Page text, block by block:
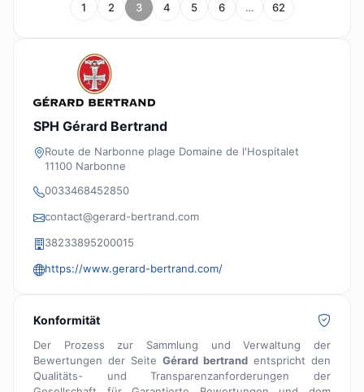
1 2 3 4 5 6 … 62
SPH Gérard Bertrand
Route de Narbonne plage Domaine de l'Hospitalet
11100 Narbonne
0033468452850
contact@gerard-bertrand.com
38233895200015
https://www.gerard-bertrand.com/
Konformität
Der Prozess zur Sammlung und Verwaltung der
Bewertungen der Seite Gérard bertrand entspricht den
Qualitäts- und Transparenzanforderungen der